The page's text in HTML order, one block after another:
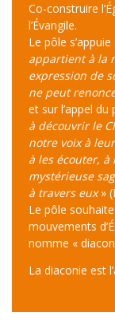
Co-construire
l’Évangile.
Le pôle
appartient à la
expression de
ne peut
et sur l’appel du
à découvrir le
notre voix à
à les écouter,
mystérieuse
à travers eux»
Le pôle
mouvements
nomme «
La diaconie est